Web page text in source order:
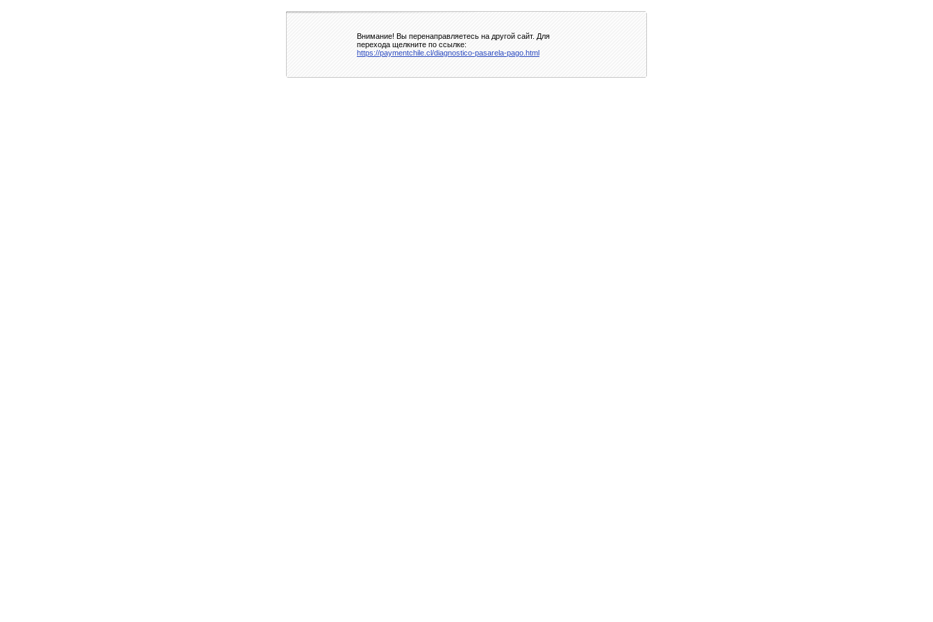
Внимание! Вы перенаправляетесь на другой сайт. Для
перехода щелкните по ссылке:
https://paymentchile.cl/diagnostico-pasarela-pago.html